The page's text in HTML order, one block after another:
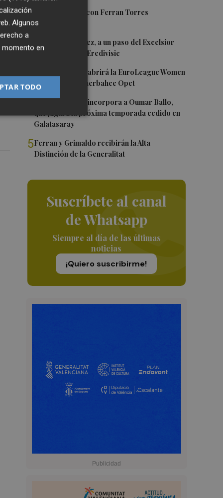
1
Foios se vuelca con Ferran Torres
2 Mario Domínguez, a un paso del Excelsior
Róterdam de la Eredivisie
3 Valencia Basket abrirá la EuroLeague Women
en casa ante Fenerbahce Opet
4 Valencia Basket incorpora a Oumar Ballo,
que jugará la próxima temporada cedido en
Galatasaray
5Ferran y Grimaldo recibirán la Alta
Distinción de la Generalitat
Suscríbete al canal
de Whatsapp
Siempre al día de las últimas
noticias
¡Quiero suscribirme!
Algunos
a
momento en
TODO